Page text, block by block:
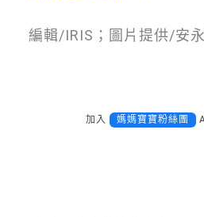
編輯/IRIS；圖片提供/安
加入 媽媽寶寶粉絲團